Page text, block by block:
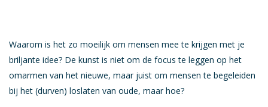
VDAB Loopbaancheque
Werkbaarheidscheque
Waarom is het zo moeilijk om mensen mee te krijgen met je
briljante idee? De kunst is niet om de focus te leggen op het
omarmen van het nieuwe, maar juist om mensen te begeleiden
bij het (durven) loslaten van oude, maar hoe?